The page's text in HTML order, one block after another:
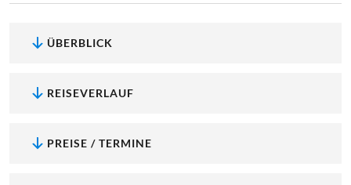
ÜBERBLICK
REISEVERLAUF
PREISE / TERMINE